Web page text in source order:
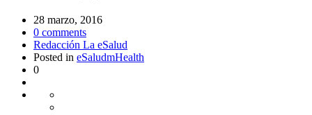
28 marzo, 2016
0 comments
Redacción La eSalud
Posted in eSaludmHealth
0